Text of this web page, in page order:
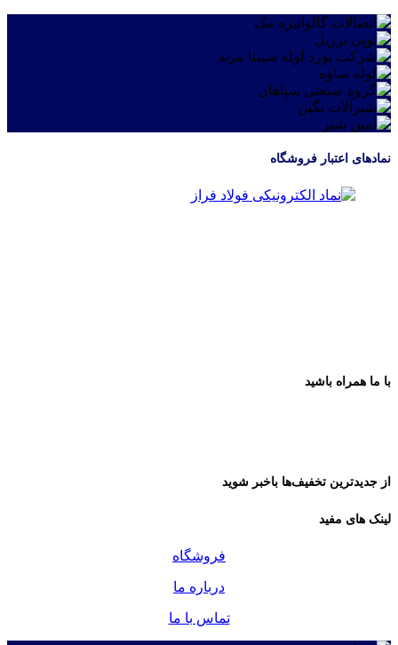
انواع
می
گزینه
ها
در
محصول
نمادهای اعتبار فروشگاه
با ما همراه باشید
از جدیدترین تخفیف‌ها باخبر شوید
لینک های مفید
فروشگاه
درباره ما
تماس با ما